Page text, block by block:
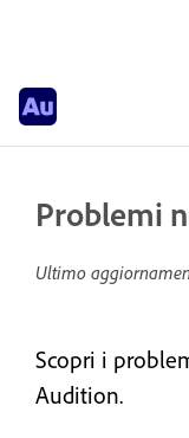
Problemi
Ultimo
Scopri i
Audition.